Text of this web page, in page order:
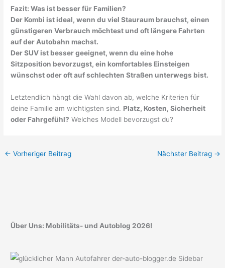
Fazit: Was ist besser für Familien?
Der Kombi ist ideal, wenn du viel Stauraum brauchst, einen
günstigeren Verbrauch möchtest und oft längere Fahrten
auf der Autobahn machst.
Der SUV ist besser geeignet, wenn du eine hohe
Sitzposition bevorzugst, ein komfortables Einsteigen
wünschst oder oft auf schlechten Straßen unterwegs bist.
Letztendlich hängt die Wahl davon ab, welche Kriterien für
deine Familie am wichtigsten sind. Platz, Kosten, Sicherheit
oder Fahrgefühl? Welches Modell bevorzugst du?
← Vorheriger Beitrag Nächster Beitrag →
Über Uns: Mobilitäts- und Autoblog 2026!